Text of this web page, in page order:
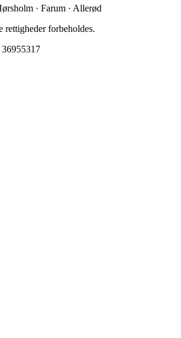
· Farum · Allerød
rettigheder forbeholdes.